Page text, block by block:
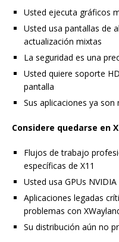
Usted ejecuta gráficos
Usted usa pantallas de
actualización mixtas
La seguridad es una
Usted quiere soporte
pantalla
Sus aplicaciones ya son
Considere quedarse en
Flujos de trabajo
específicas de X11
Usted usa GPUs
Aplicaciones legadas
problemas con
Su distribución aún no